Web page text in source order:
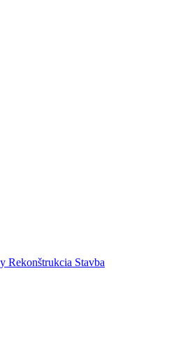
Rekonštrukcia Stavba